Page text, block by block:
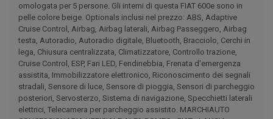
omologata per 5 persone. Gli interni di questa FIAT 600e sono in
pelle colore beige. Optionals inclusi nel prezzo: ABS, Adaptive
Cruise Control, Airbag, Airbag laterali, Airbag Passeggero, Airbag
testa, Autoradio, Autoradio digitale, Bluetooth, Bracciolo, Cerchi in
lega, Chiusura centralizzata, Climatizzatore, Controllo trazione,
Cruise Control, ESP, Fari LED, Fendinebbia, Frenata d'emergenza
assistita, Immobilizzatore elettronico, Riconoscimento dei segnali
stradali, Sensore di luce, Sensore di pioggia, Sensori di parcheggio
posteriori, Servosterzo, Sistema di navigazione, Specchietti laterali
elettrici, Telecamera per parcheggio assistito. MARCHIAUTO